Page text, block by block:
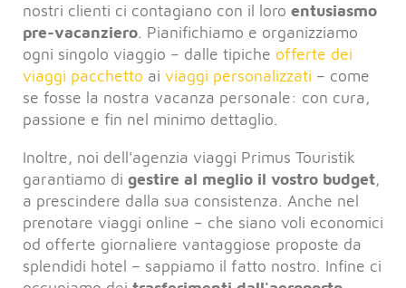
nostri clienti ci contagiano con il loro entusiasmo
pre-vacanziero. Pianifichiamo e organizziamo
ogni singolo viaggio – dalle tipiche offerte dei
viaggi pacchetto ai viaggi personalizzati – come
se fosse la nostra vacanza personale: con cura,
passione e fin nel minimo dettaglio.
Inoltre, noi dell'agenzia viaggi Primus Touristik
garantiamo di gestire al meglio il vostro budget,
a prescindere dalla sua consistenza. Anche nel
prenotare viaggi online – che siano voli economici
od offerte giornaliere vantaggiose proposte da
splendidi hotel – sappiamo il fatto nostro. Infine ci